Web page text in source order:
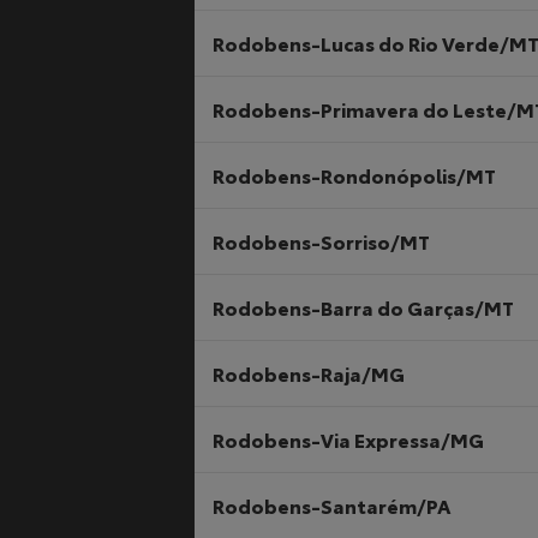
Rodobens-Lucas do Rio Verde/MT
Rodobens-Primavera do Leste/
Rodobens-Rondonópolis/MT
Rodobens-Sorriso/MT
Rodobens-Barra do Garças/MT
Rodobens-Raja/MG
Rodobens-Via Expressa/MG
Rodobens-Santarém/PA